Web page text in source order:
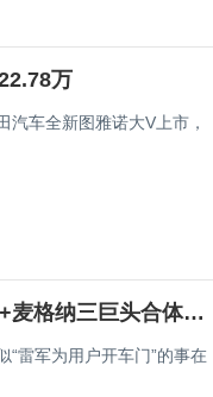
万
车全新图雅诺大V上市，
极狐阿尔法S5上市即交付！北汽+宁德时代+麦格纳三巨头合体献真心
雷军为用户开车门”的事在